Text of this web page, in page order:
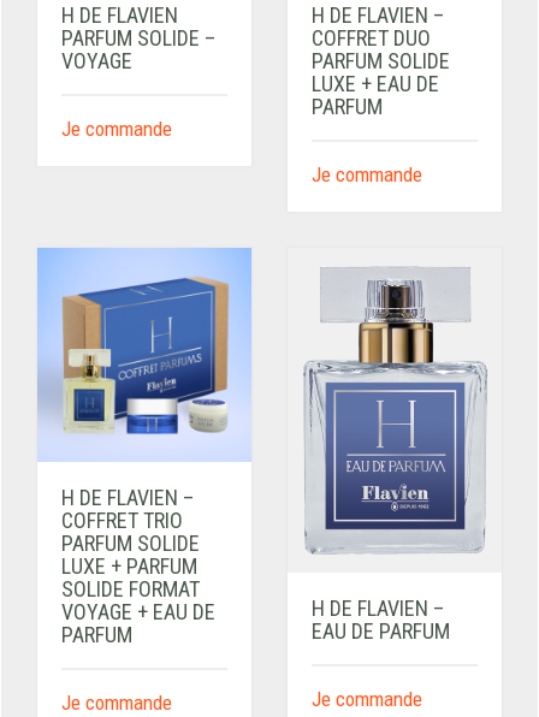
H DE FLAVIEN
PARFUM SOLIDE –
VOYAGE
Je commande
H DE FLAVIEN –
COFFRET DUO
PARFUM SOLIDE
LUXE + EAU DE
PARFUM
Je commande
H DE FLAVIEN –
COFFRET TRIO
PARFUM SOLIDE
LUXE + PARFUM
SOLIDE FORMAT
VOYAGE + EAU DE
PARFUM
Je commande
H DE FLAVIEN –
EAU DE PARFUM
Je commande